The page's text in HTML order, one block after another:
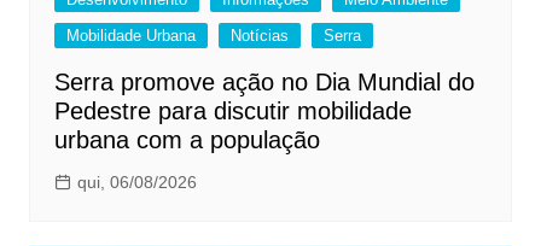
Mobilidade Urbana
Notícias Serra
Serra promove ação no Dia Mundial do
Pedestre para discutir mobilidade
urbana com a população
qui, 06/08/2026